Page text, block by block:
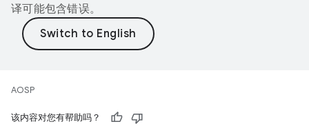
译可能包含错误。
AOSP
该内容对您有帮助吗？